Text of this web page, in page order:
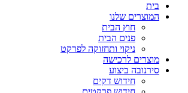
בית
המוצרים שלנו
חוץ הבית
פנים הבית
ניקוי ותחזוקה לפרקט
מוצרים לרכישה
סירנובה ביצוע
חידוש דקים